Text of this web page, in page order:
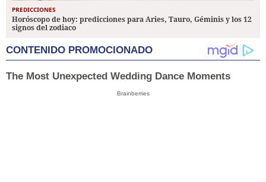
PREDICCIONES
Horóscopo de hoy: predicciones para Aries, Tauro, Géminis y los 12
signos del zodiaco
CONTENIDO PROMOCIONADO
The Most Unexpected Wedding Dance Moments
Brainberries